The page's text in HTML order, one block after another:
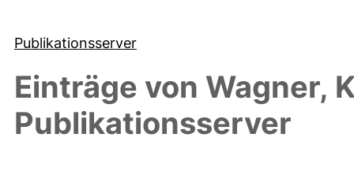
Publikationsserver
Einträge von Wagner,
Publikationsserver